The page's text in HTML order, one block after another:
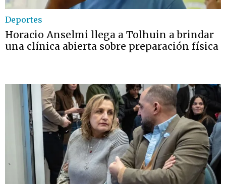
Deportes
Horacio Anselmi llega a Tolhuin a brindar
una clínica abierta sobre preparación física